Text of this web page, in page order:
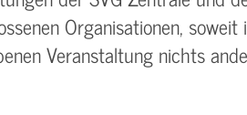
Organisationen,
Veranstaltung nichts